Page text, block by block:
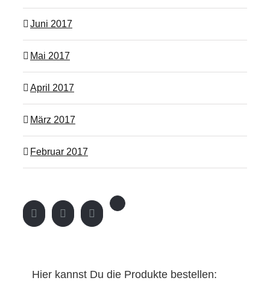
Juni 2017
Mai 2017
April 2017
März 2017
Februar 2017
Hier kannst Du die Produkte bestellen: